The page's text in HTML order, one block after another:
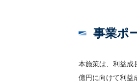
事業ポ
本施策は、利益成
億円に向けて利益